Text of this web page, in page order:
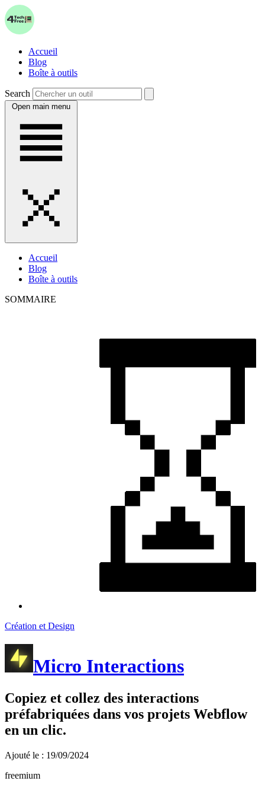
Accueil
Blog
Boîte à outils
Search
Open main menu
Accueil
Blog
Boîte à outils
SOMMAIRE
Création et Design
Micro Interactions
Copiez et collez des interactions
préfabriquées dans vos projets Webflow
en un clic.
Ajouté le : 19/09/2024
freemium